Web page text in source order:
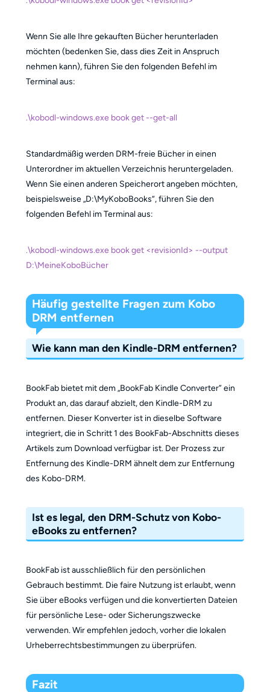
Wenn Sie alle Ihre gekauften Bücher herunterladen
möchten (bedenken Sie, dass dies Zeit in Anspruch
nehmen kann), führen Sie den folgenden Befehl im
Terminal aus:
.\kobodl-windows.exe book get --get-all
Standardmäßig werden DRM-freie Bücher in einen
Unterordner im aktuellen Verzeichnis heruntergeladen.
Wenn Sie einen anderen Speicherort angeben möchten,
beispielsweise „D:\MyKoboBooks“, führen Sie den
folgenden Befehl im Terminal aus:
.\kobodl-windows.exe book get <revisionId> --output
D:\MeineKoboBücher
Häufig gestellte Fragen zum Kobo
DRM entfernen
Wie kann man den Kindle-DRM entfernen?
BookFab bietet mit dem „BookFab Kindle Converter” ein
Produkt an, das darauf abzielt, den Kindle-DRM zu
entfernen. Dieser Konverter ist in dieselbe Software
integriert, die in Schritt 1 des BookFab-Abschnitts dieses
Artikels zum Download verfügbar ist. Der Prozess zur
Entfernung des Kindle-DRM ähnelt dem zur Entfernung
des Kobo-DRM.
Ist es legal, den DRM-Schutz von Kobo-
eBooks zu entfernen?
BookFab ist ausschließlich für den persönlichen
Gebrauch bestimmt. Die faire Nutzung ist erlaubt, wenn
Sie über eBooks verfügen und die konvertierten Dateien
für persönliche Lese- oder Sicherungszwecke
verwenden. Wir empfehlen jedoch, vorher die lokalen
Urheberrechtsbestimmungen zu überprüfen.
Fazit